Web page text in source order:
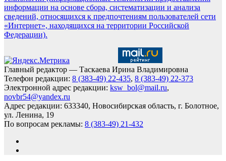
информации на основе сбора, систематизации и анализа
сведений, относящихся к предпочтениям пользователей сети
«Интернет», находящихся на территории Российской
Федерации).
Главный редактор — Таскаева Ирина Владимировна
Телефон редакции: 8 (383-49) 22-435, 8 (383-49) 22-373
Электронной адрес редакции: ksw_bol@mail.ru,
novbr54@yandex.ru
Адрес редакции: 633340, Новосибирская область, г. Болотное,
ул. Ленина, 19
По вопросам рекламы: 8 (383-49) 21-432